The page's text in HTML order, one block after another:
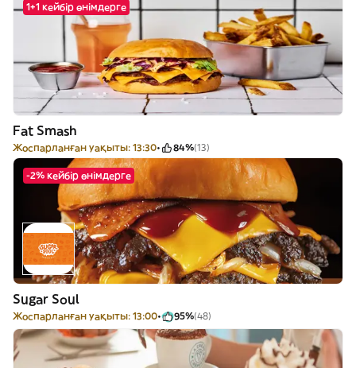
1+1 кейбір өнімдерге
Fat Smash
Жоспарланған уақыты: 13:30 84%(13)
-2% кейбір өнімдерге
Sugar Soul
Жоспарланған уақыты: 13:00 95%(48)